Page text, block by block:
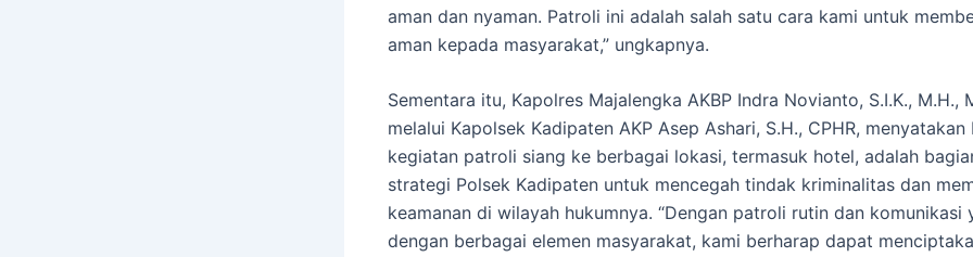
aman dan nyaman. Patroli ini adalah salah satu cara kami untuk
aman kepada masyarakat,” ungkapnya.
Sementara itu, Kapolres Majalengka AKBP Indra Novianto, S.I.K., M.H.,
melalui Kapolsek Kadipaten AKP Asep Ashari, S.H., CPHR, menyatakan
kegiatan patroli siang ke berbagai lokasi, termasuk hotel, adalah
strategi Polsek Kadipaten untuk mencegah tindak kriminalitas dan
keamanan di wilayah hukumnya. “Dengan patroli rutin dan komunikasi
dengan berbagai elemen masyarakat, kami berharap dapat